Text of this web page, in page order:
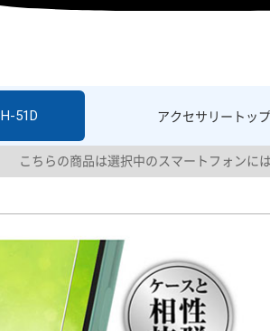
アクセサリー トップ
51D
こちらの商品は選択中のスマートフォンに